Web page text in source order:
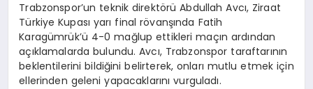
Trabzonspor’un teknik direktörü Abdullah Avcı, Ziraat
Türkiye Kupası yarı final rövanşında Fatih
Karagümrük’ü 4-0 mağlup ettikleri maçın ardından
açıklamalarda bulundu. Avcı, Trabzonspor taraftarının
beklentilerini bildiğini belirterek, onları mutlu etmek için
ellerinden geleni yapacaklarını vurguladı.